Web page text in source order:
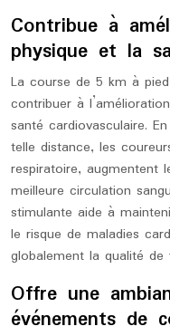
Contribue à
physique et la
La course de 5 km à
contribuer à
santé cardiovasculaire.
telle distance, les
respiratoire, augmentent
meilleure circulation
stimulante aide à
le risque de maladies
globalement la qualité de
Offre une
événements de